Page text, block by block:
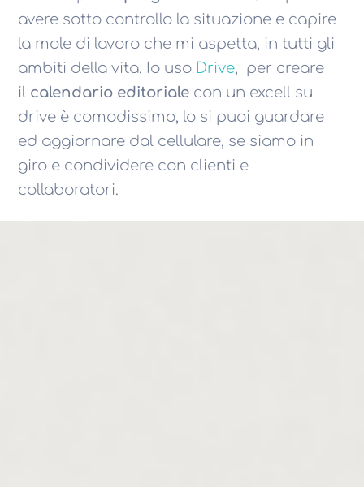
avere sotto controllo la situazione e capire
la mole di lavoro che mi aspetta, in tutti gli
ambiti della vita. Io uso Drive, per creare
il calendario editoriale con un excell su
drive è comodissimo, lo si puoi guardare
ed aggiornare dal cellulare, se siamo in
giro e condividere con clienti e
collaboratori.